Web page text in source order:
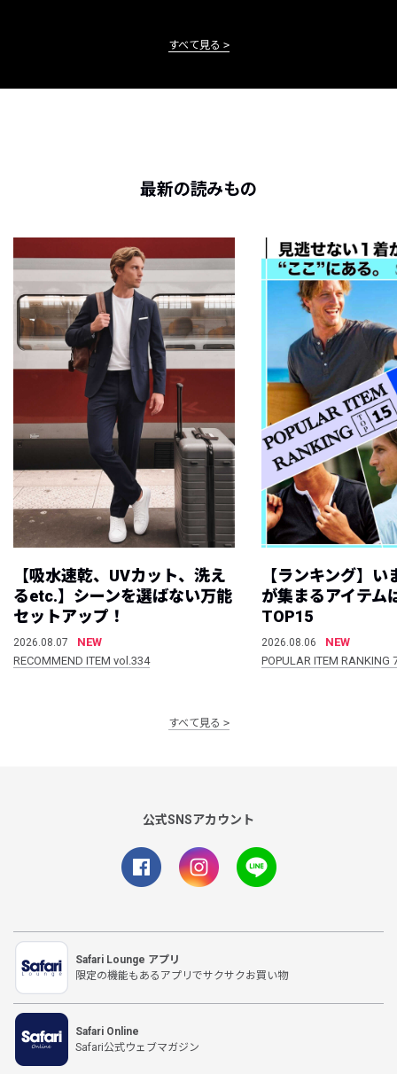
すべて見る
最新の読みもの
【吸水速乾、UVカット、洗え
るetc.】シーンを選ばない万能
セットアップ！
2026.08.07
NEW
RECOMMEND ITEM vol.334
【ランキング】
が集まるアイテム
TOP15
2026.08.06
NEW
POPULAR ITEM
すべて見る
公式SNSアカウント
Safari Lounge アプリ
限定の機能もあるアプリでサクサクお買い物
Safari Online
Safari公式ウェブマガジン